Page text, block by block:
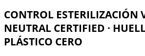
CONTROL ESTERILIZACIÓN
NEUTRAL CERTIFIED ·
PLÁSTICO CERO